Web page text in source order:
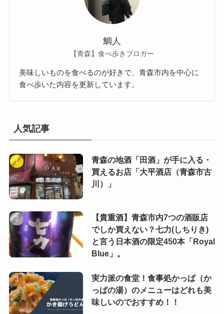
鯛人
【青森】食べ歩きブロガー
美味しいものを食べるのが好きで、青森市内を中心に
食べ歩いた内容を更新しています。
人気記事
青森の地酒「田酒」が手に入る・
買えるお店「大平酒店（青森市古
川）」
【貴重酒】青森市内7つの酒販店
でしか買えない？七力(しちりき)
と言う日本酒の限定450本「Royal
Blue」。
実力派の食堂！食事処かっぱ（か
っぱの湯）のメニューはどれも美
味しいのでおすすめ！！